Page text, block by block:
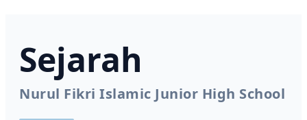
Sejarah
Nurul Fikri Islamic Junior High School